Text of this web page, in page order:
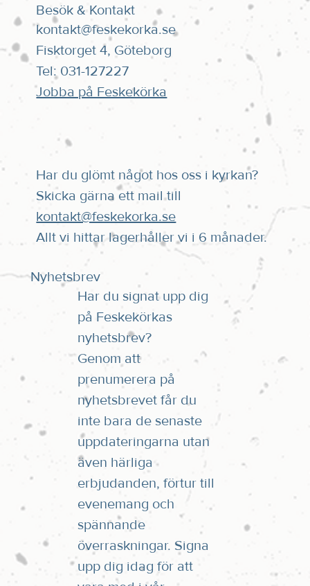
Besök & Kontakt
kontakt@feskekorka.se
Fisktorget 4, Göteborg
Tel: 031-127227
Jobba på Feskekörka
Har du glömt något hos oss i kyrkan?
Skicka gärna ett mail till
kontakt@feskekorka.se
Allt vi hittar lagerhåller vi i 6 månader.
Nyhetsbrev
Har du signat upp dig
på Feskekörkas
nyhetsbrev?
Genom att
prenumerera på
nyhetsbrevet får du
inte bara de senaste
uppdateringarna utan
även härliga
erbjudanden, förtur till
evenemang och
spännande
överraskningar. Signa
upp dig idag för att